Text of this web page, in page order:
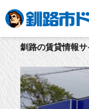
釧路の賃貸情報サ